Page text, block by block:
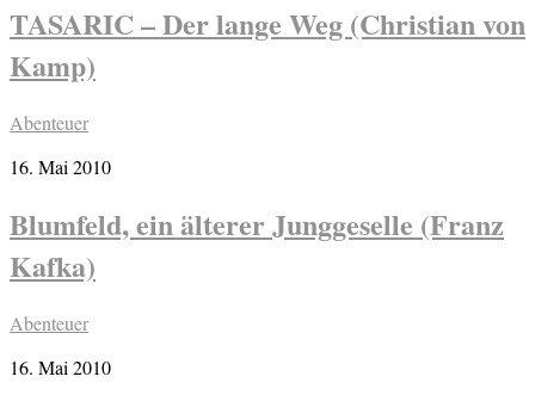
TASARIC – Der lange Weg (Christian von
Kamp)
Abenteuer
16. Mai 2010
Blumfeld, ein älterer Junggeselle (Franz
Kafka)
Abenteuer
16. Mai 2010